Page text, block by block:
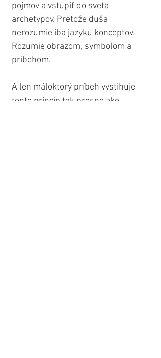
pojmov a vstúpiť do sveta
archetypov. Pretože duša
nerozumie iba jazyku konceptov.
Rozumie obrazom, symbolom a
príbehom.
A len máloktorý príbeh vystihuje
tento princíp tak presne ako